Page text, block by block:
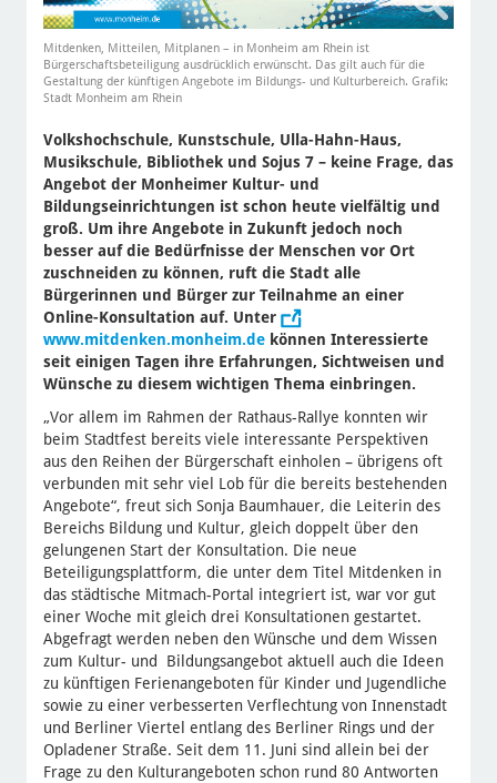
Mitdenken, Mitteilen, Mitplanen – in Monheim am Rhein ist
Bürgerschaftsbeteiligung ausdrücklich erwünscht. Das gilt auch für die
Gestaltung der künftigen Angebote im Bildungs- und Kulturbereich. Grafik:
Stadt Monheim am Rhein
Volkshochschule, Kunstschule, Ulla-Hahn-Haus,
Musikschule, Bibliothek und Sojus 7 – keine Frage, das
Angebot der Monheimer Kultur- und
Bildungseinrichtungen ist schon heute vielfältig und
groß. Um ihre Angebote in Zukunft jedoch noch
besser auf die Bedürfnisse der Menschen vor Ort
zuschneiden zu können, ruft die Stadt alle
Bürgerinnen und Bürger zur Teilnahme an einer
Online-Konsultation auf. Unter
www.mitdenken.monheim.dekönnen Interessierte
seit einigen Tagen ihre Erfahrungen, Sichtweisen und
Wünsche zu diesem wichtigen Thema einbringen.
„Vor allem im Rahmen der Rathaus-Rallye konnten wir
beim Stadtfest bereits viele interessante Perspektiven
aus den Reihen der Bürgerschaft einholen – übrigens oft
verbunden mit sehr viel Lob für die bereits bestehenden
Angebote“, freut sich Sonja Baumhauer, die Leiterin des
Bereichs Bildung und Kultur, gleich doppelt über den
gelungenen Start der Konsultation. Die neue
Beteiligungsplattform, die unter dem Titel Mitdenken in
das städtische Mitmach-Portal integriert ist, war vor gut
einer Woche mit gleich drei Konsultationen gestartet.
Abgefragt werden neben den Wünsche und dem Wissen
zum Kultur- und Bildungsangebot aktuell auch die Ideen
zu künftigen Ferienangeboten für Kinder und Jugendliche
sowie zu einer verbesserten Verflechtung von Innenstadt
und Berliner Viertel entlang des Berliner Rings und der
Opladener Straße. Seit dem 11. Juni sind allein bei der
Frage zu den Kulturangeboten schon rund 80 Antworten